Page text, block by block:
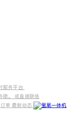
服务平台
助。 或直接联络
单 最新动态